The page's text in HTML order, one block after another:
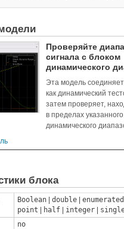
Проверяйте
сигнала с блоком
динамического
Эта модель
как динамический
затем проверяет,
в пределах указанного
динамического
блока
Boolean double enumerated
point
half integer
no